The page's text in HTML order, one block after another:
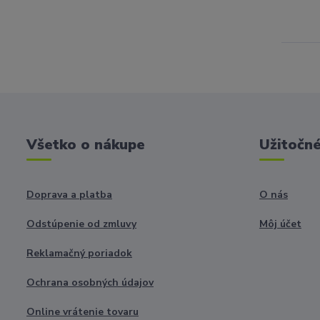
Všetko o nákupe
Doprava a platba
Odstúpenie od zmluvy
Reklamačný poriadok
Ochrana osobných údajov
Online vrátenie tovaru
O nás
Môj účet